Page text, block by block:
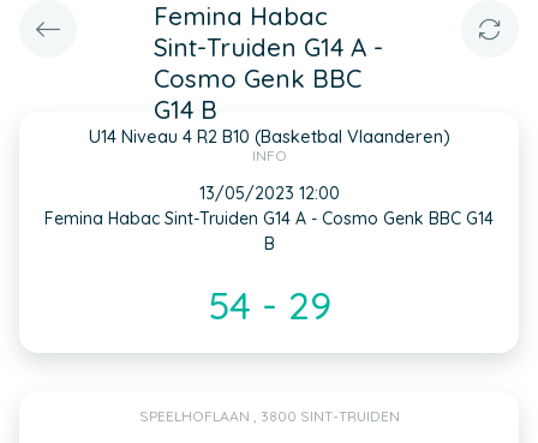
Femina Habac
Sint-Truiden G14 A -
Cosmo Genk BBC
G14 B
U14 Niveau 4 R2 B10 (Basketbal Vlaanderen)
INFO
13/05/2023 12:00
Femina Habac Sint-Truiden G14 A - Cosmo Genk BBC G14
B
54 - 29
SPEELHOFLAAN , 3800 SINT-TRUIDEN